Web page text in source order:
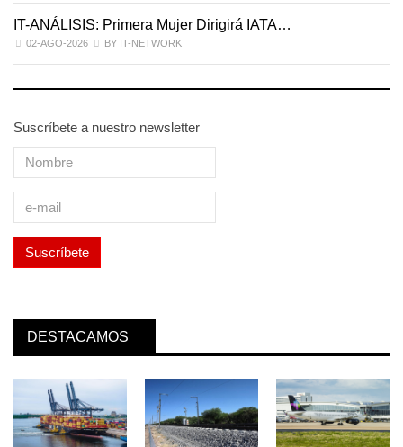
IT-ANÁLISIS: Primera Mujer Dirigirá IATA…
02-AGO-2026 BY IT-NETWORK
Suscríbete a nuestro newsletter
DESTACAMOS